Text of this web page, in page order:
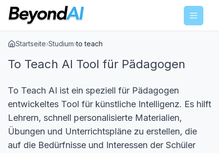
Menu
Startseite›Studium›to teach
To Teach AI Tool für Pädagogen
To Teach AI ist ein speziell für Pädagogen
entwickeltes Tool für künstliche Intelligenz. Es hilft
Lehrern, schnell personalisierte Materialien,
Übungen und Unterrichtspläne zu erstellen, die
auf die Bedürfnisse und Interessen der Schüler